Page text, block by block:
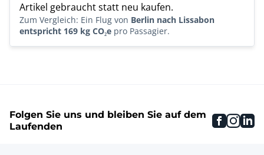
Artikel gebraucht statt neu kaufen.
Zum Vergleich: Ein Flug von Berlin nach Lissabon
entspricht 169 kg CO₂e pro Passagier.
Folgen Sie uns und bleiben Sie auf dem
Laufenden